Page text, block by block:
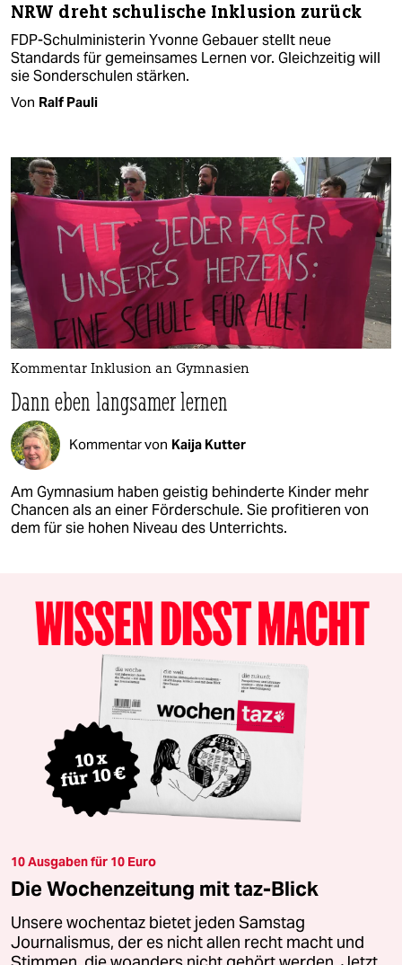
NRW dreht schulische Inklusion zurück
FDP-Schulministerin Yvonne Gebauer stellt neue
Standards für gemeinsames Lernen vor. Gleichzeitig will
sie Sonderschulen stärken.
Von Ralf Pauli
Kommentar Inklusion an Gymnasien
Dann eben langsamer lernen
Kommentar von Kaija Kutter
Am Gymnasium haben geistig behinderte Kinder mehr
Chancen als an einer Förderschule. Sie profitieren von
dem für sie hohen Niveau des Unterrichts.
10 Ausgaben für 10 Euro
Die Wochenzeitung mit taz-Blick
Unsere wochentaz bietet jeden Samstag
Journalismus, der es nicht allen recht macht und